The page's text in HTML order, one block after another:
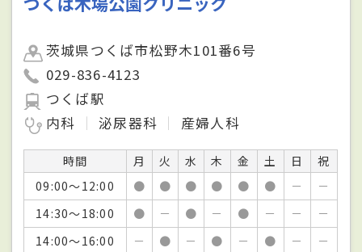
茨城県つくば市松野木101番6号
029-836-4123
つくば駅
内科
泌尿器科 産婦人科
時間 月 火 水 木 金 土 日
祝
09:00～12:00
● ● ● ● ● ● －
－
14:30～18:00
● － ● － ● － －
－
14:00～16:00
－ ● － ● － ● －
－